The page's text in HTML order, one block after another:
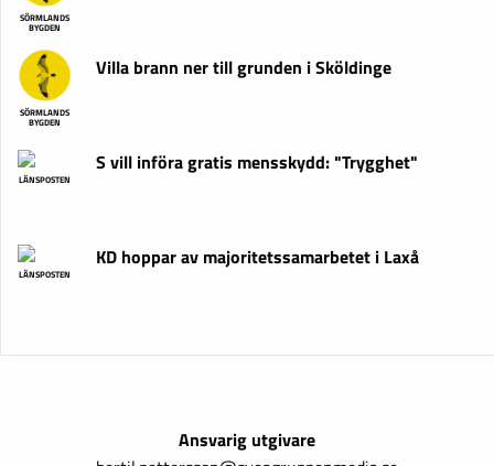
SÖRMLANDS
BYGDEN
SÖRMLANDS
BYGDEN
Villa brann ner till grunden i Sköldinge
LÄNSPOSTEN
S vill införa gratis mensskydd: "Trygghet"
LÄNSPOSTEN
KD hoppar av majoritetssamarbetet i Laxå
Ansvarig utgivare